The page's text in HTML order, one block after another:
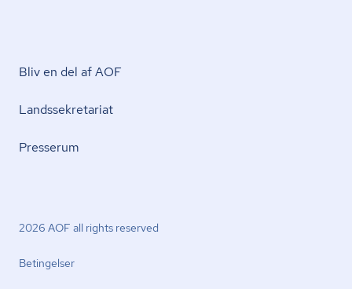
Bliv en del af AOF
Lands­se­kre­ta­ri­at
Presserum
2026 AOF all rights reserved
Betingelser